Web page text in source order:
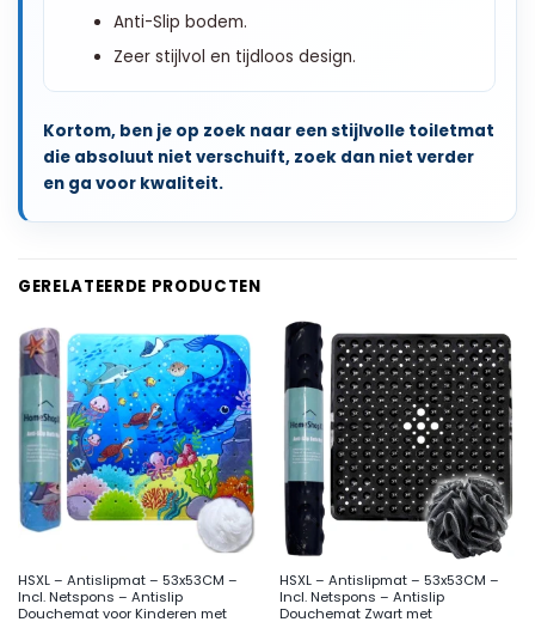
Anti-Slip bodem.
Zeer stijlvol en tijdloos design.
Kortom, ben je op zoek naar een stijlvolle toiletmat
die absoluut niet verschuift, zoek dan niet verder
en ga voor kwaliteit.
GERELATEERDE PRODUCTEN
HSXL – Antislipmat – 53x53CM –
Incl. Netspons – Antislip
Douchemat voor Kinderen met
HSXL – Antislipmat – 53x53CM –
Incl. Netspons – Antislip
Douchemat Zwart met